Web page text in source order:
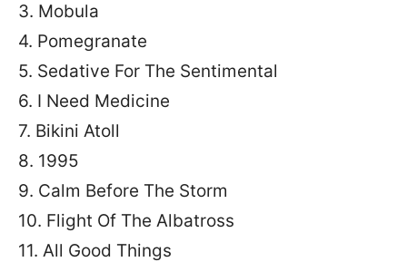
3. Mobula
4. Pomegranate
5. Sedative For The Sentimental
6. I Need Medicine
7. Bikini Atoll
8. 1995
9. Calm Before The Storm
10. Flight Of The Albatross
11. All Good Things